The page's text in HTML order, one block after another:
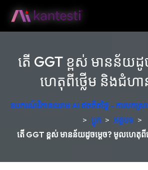
តើ GGT ខ្ពស់ មានន័យដូ
ហេតុពីថ្លើម និងជំហា
ឧបករណ៍វិភាគឈាម AI ឥតគិតថ្លៃ - ការបក
> ប្លុក > អត្ថបទ >
តើ GGT ខ្ពស់ មានន័យដូចម្តេច? មូលហេតុពីថ្